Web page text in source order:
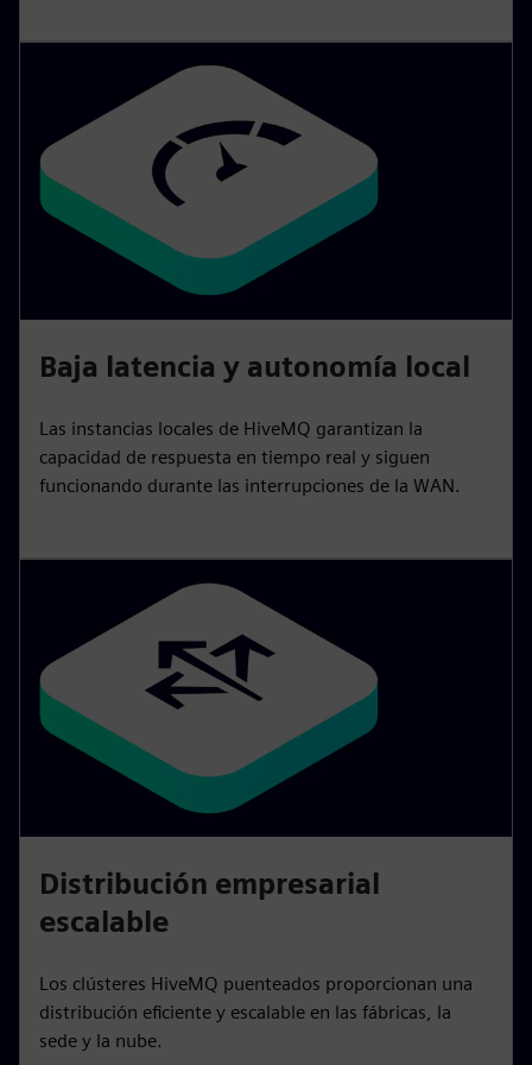
Baja latencia y autonomía local
Las instancias locales de HiveMQ garantizan la
capacidad de respuesta en tiempo real y siguen
funcionando durante las interrupciones de la WAN.
Distribución empresarial
escalable
Los clústeres HiveMQ puenteados proporcionan una
distribución eficiente y escalable en las fábricas, la
sede y la nube.